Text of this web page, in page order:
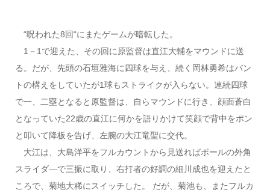
“呪われた8回“にまたゲームが暗転した。
1－1で迎えた、その回に原監督は直江大輔をマウンドに送
る。だが、先頭の石垣雅海に四球を与え、続く岡林勇希はバン
トの構えをしていたが1球もストライクが入らない。連続四球
で一、二塁となると原監督は、自らマウンドに行き、顔面蒼白
となっていた22歳の直江に何かを語りかけて笑顔で背中をポン
と叩いて降板を告げ、左腕の大江竜聖に交代。
大江は、大島洋平をフルカウントから見送ればボールの外角
スライダ―で三振に取り、右打者の好調の細川成也を迎えたと
ころで、菊地大稀にスイッチした。 だが、菊池も、またフルカ